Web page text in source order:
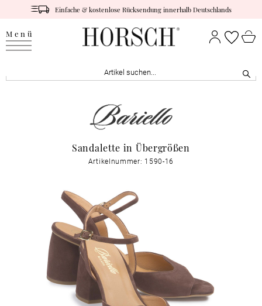
Einfache & kostenlose Rücksendung innerhalb Deutschlands
Menü
Sandalette in Übergrößen
Artikelnummer: 1590-16